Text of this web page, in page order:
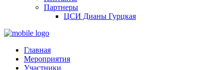
Партнеры
ЦСИ Дианы Гурцкая
Главная
Мероприятия
Участники